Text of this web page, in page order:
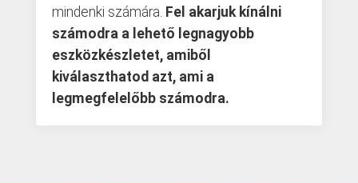
mindenki számára. Fel akarjuk kínálni
számodra a lehető legnagyobb
eszközkészletet, amiből
kiválaszthatod azt, ami a
legmegfelelőbb számodra.